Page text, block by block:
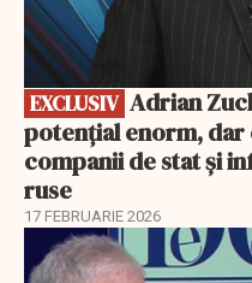
EXCLUSIV
potențial enorm,
companii de stat și
ruse
17 FEBRUARIE 2026
EXCLUSIV